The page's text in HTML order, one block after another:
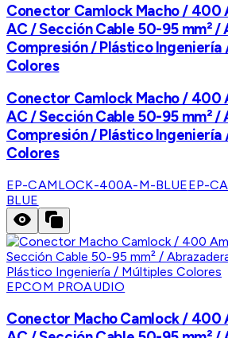
Conector Camlock Macho / 400
AC / Sección Cable 50-95 mm² /
Compresión / Plástico Ingeniería
Colores
Conector Camlock Macho / 400
AC / Sección Cable 50-95 mm² /
Compresión / Plástico Ingeniería
Colores
EP-CAMLOCK-400A-M-BLUEEP-
BLUE
EPCOM PROAUDIO
Conector Macho Camlock / 400